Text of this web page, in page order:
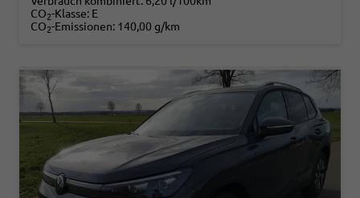
CO2-Klasse: E
CO2-Emissionen: 140,00 g/km